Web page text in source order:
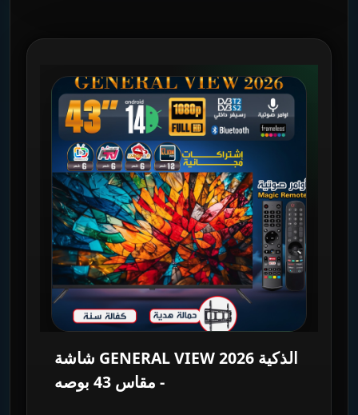
شاشة GENERAL VIEW 2026 الذكية
- مقاس 43 بوصه